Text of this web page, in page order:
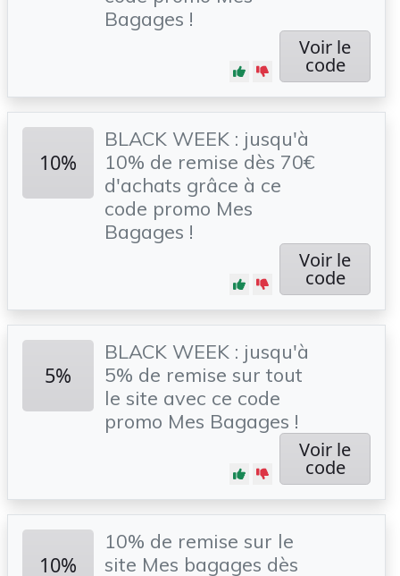
Bagages !
Voir le
code
10%
BLACK WEEK : jusqu'à
10% de remise dès 70€
d'achats grâce à ce
code promo Mes
Bagages !
Voir le
code
5%
BLACK WEEK : jusqu'à
5% de remise sur tout
le site avec ce code
promo Mes Bagages !
Voir le
code
10%
10% de remise sur le
site Mes bagages dès